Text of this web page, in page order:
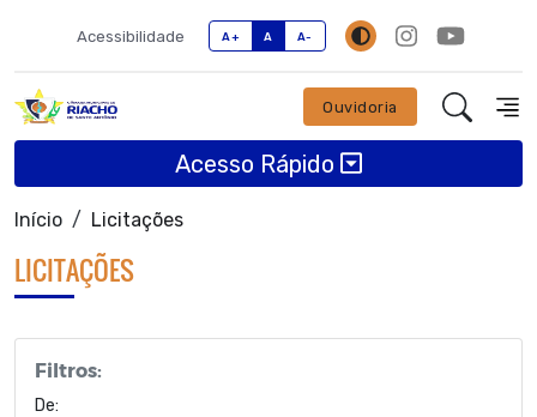
Acessibilidade A+ A A-
Ouvidoria
Acesso Rápido
Início Licitações
LICITAÇÕES
Filtros:
De: